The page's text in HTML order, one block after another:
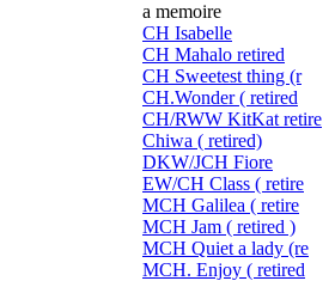
a memoire
CH Isabelle
CH Mahalo retired
CH Sweetest thing (r
CH.Wonder ( retired
CH/RWW KitKat retire
Chiwa ( retired)
DKW/JCH Fiore
EW/CH Class ( retire
MCH Galilea ( retire
MCH Jam ( retired )
MCH Quiet a lady (re
MCH. Enjoy ( retired